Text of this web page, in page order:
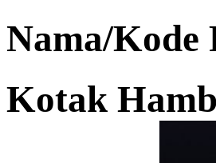
Nama/Kode
Kotak